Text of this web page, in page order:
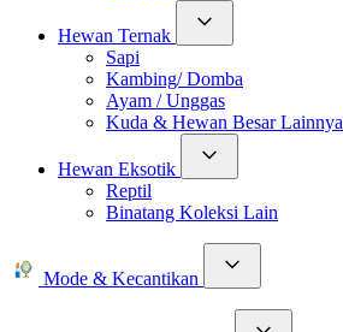
Hewan Ternak
Sapi
Kambing/ Domba
Ayam / Unggas
Kuda & Hewan Besar Lainnya
Hewan Eksotik
Reptil
Binatang Koleksi Lain
Mode & Kecantikan